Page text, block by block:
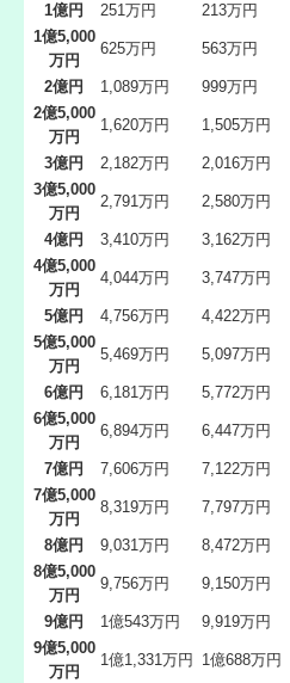
1億円 251万円 213万円
1億5,000
万円
625万円 563万円
2億円 1,089万円 999万円
2億5,000
万円
1,620万円 1,505万円
3億円 2,182万円 2,016万円
3億5,000
万円
2,791万円 2,580万円
4億円 3,410万円 3,162万円
4億5,000
万円
4,044万円 3,747万円
5億円 4,756万円 4,422万円
5億5,000
万円
5,469万円 5,097万円
6億円 6,181万円 5,772万円
6億5,000
万円
6,894万円 6,447万円
7億円 7,606万円 7,122万円
7億5,000
万円
8,319万円 7,797万円
8億円 9,031万円 8,472万円
8億5,000
万円
9,756万円 9,150万円
9億円 1億543万円 9,919万円
9億5,000
万円
1億1,331万円 1億688万円